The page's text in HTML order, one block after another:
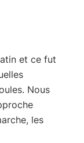
et ce fut
Nous
les